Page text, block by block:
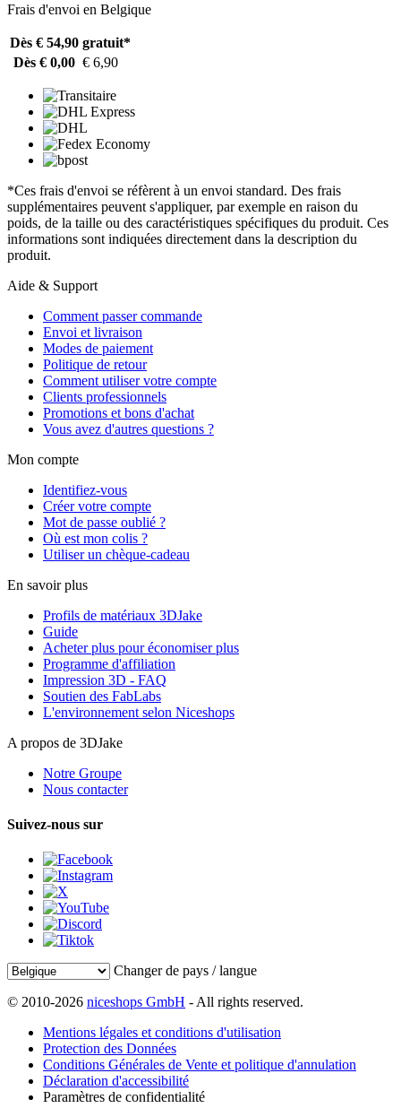
Frais d'envoi en Belgique
Dès € 54,90 gratuit*
Dès € 0,00 € 6,90
*Ces frais d'envoi se réfèrent à un envoi standard. Des frais
supplémentaires peuvent s'appliquer, par exemple en raison du
poids, de la taille ou des caractéristiques spécifiques du produit. Ces
informations sont indiquées directement dans la description du
produit.
Aide & Support
Comment passer commande
Envoi et livraison
Modes de paiement
Politique de retour
Comment utiliser votre compte
Clients professionnels
Promotions et bons d'achat
Vous avez d'autres questions ?
Mon compte
Identifiez-vous
Créer votre compte
Mot de passe oublié ?
Où est mon colis ?
Utiliser un chèque-cadeau
En savoir plus
Profils de matériaux 3DJake
Guide
Acheter plus pour économiser plus
Programme d'affiliation
Impression 3D - FAQ
Soutien des FabLabs
L'environnement selon Niceshops
A propos de 3DJake
Notre Groupe
Nous contacter
Suivez-nous sur
Changer de pays / langue
© 2010-2026 niceshops GmbH - All rights reserved.
Mentions légales et conditions d'utilisation
Protection des Données
Conditions Générales de Vente et politique d'annulation
Déclaration d'accessibilité
Paramètres de confidentialité